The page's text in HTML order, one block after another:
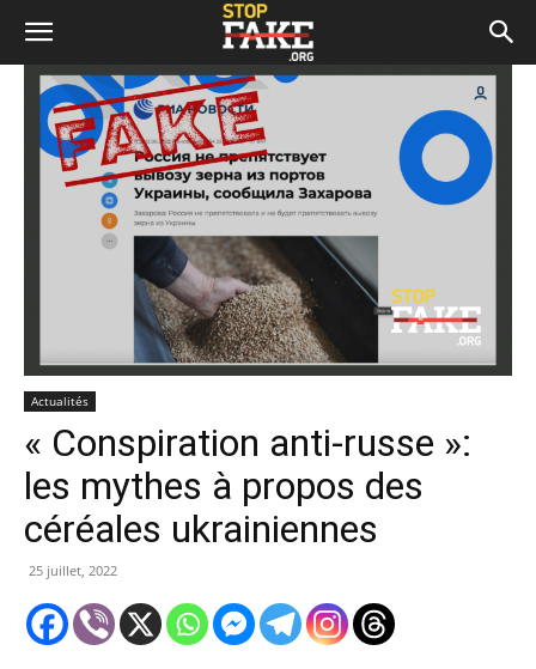
Actualités
« Conspiration anti-russe »:
les mythes à propos des
céréales ukrainiennes
25 juillet, 2022